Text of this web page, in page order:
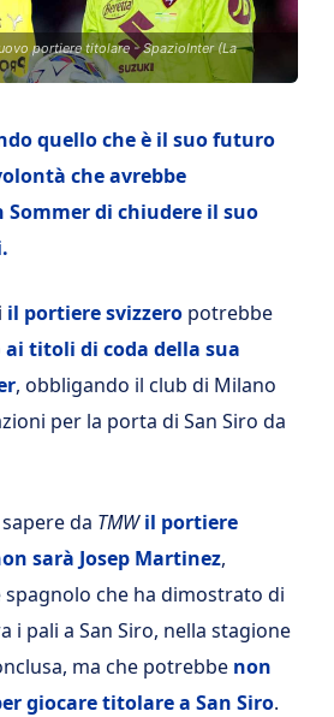
portiere titolare - SpazioInter (La
quello che è il suo futuro
che avrebbe
di chiudere il suo
il portiere svizzero potrebbe
ai titoli di coda della sua
, obbligando il club di Milano
per la porta di San Siro da
da TMW il portiere
sarà Josep Martinez,
che ha dimostrato di
i pali a San Siro, nella stagione
ma che potrebbe non
giocare titolare a San Siro.